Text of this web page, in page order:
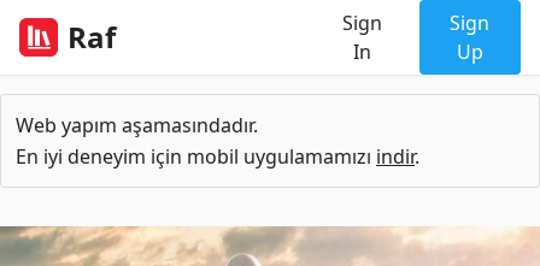
Raf
Sign
In
Sign
Up
Web yapım aşamasındadır.
En iyi deneyim için mobil uygulamamızı indir.